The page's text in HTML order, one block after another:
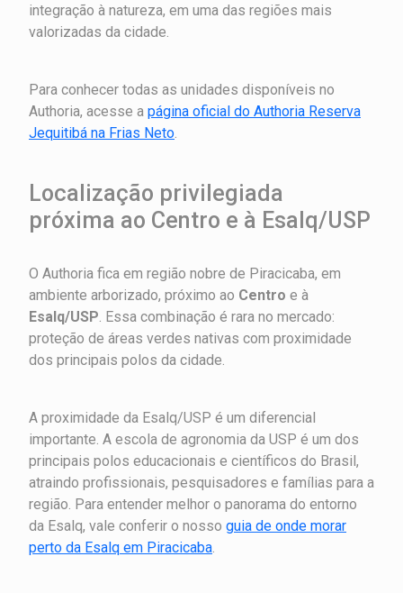
integração à natureza, em uma das regiões mais
valorizadas da cidade.
Para conhecer todas as unidades disponíveis no
Authoria, acesse a página oficial do Authoria Reserva
Jequitibá na Frias Neto.
Localização privilegiada
próxima ao Centro e à Esalq/USP
O Authoria fica em região nobre de Piracicaba, em
ambiente arborizado, próximo ao Centro e à
Esalq/USP. Essa combinação é rara no mercado:
proteção de áreas verdes nativas com proximidade
dos principais polos da cidade.
A proximidade da Esalq/USP é um diferencial
importante. A escola de agronomia da USP é um dos
principais polos educacionais e científicos do Brasil,
atraindo profissionais, pesquisadores e famílias para a
região. Para entender melhor o panorama do entorno
da Esalq, vale conferir o nosso guia de onde morar
perto da Esalq em Piracicaba.